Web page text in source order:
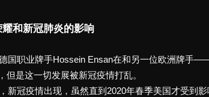
耀和新冠肺炎的影响
国职业牌手Hossein Ensan在和另一位欧洲牌手
但是这一切发展被新冠疫情打乱。
新冠疫情出现，虽然直到2020年春季美国才受到